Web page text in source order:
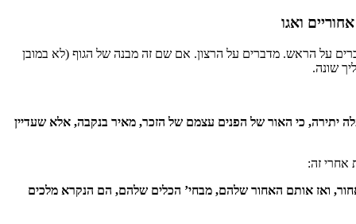
ואגו
על הראש. מדברים על הרצון. אם שם זה מבנה של הגוף (לא במובן
שונה.
יתירה, כי האור של הפנים עצמם של הזכר, מאיר בנקבה, אלא שעדיין
אחרי זה:
ואז אותם האחור שלהם, מבחי’ הכלים שלהם, הם הנקרא מלכים